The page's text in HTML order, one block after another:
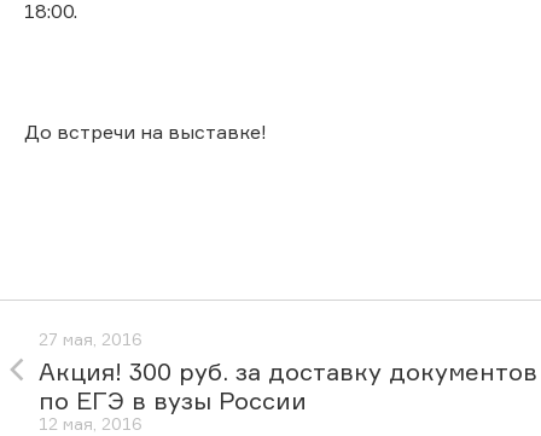
18:00.
До встречи на выставке!
27 мая, 2016
Акция! 300 руб. за доставку документов
по ЕГЭ в вузы России
12 мая, 2016